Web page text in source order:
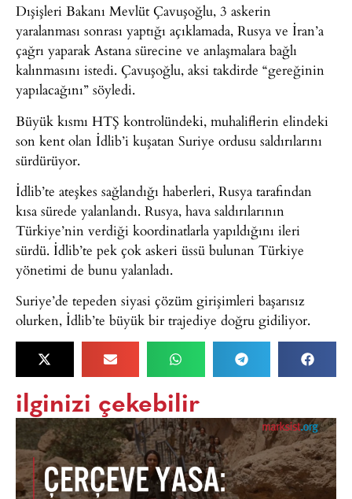
Dışişleri Bakanı Mevlüt Çavuşoğlu, 3 askerin
yaralanması sonrası yaptığı açıklamada, Rusya ve İran’a
çağrı yaparak Astana sürecine ve anlaşmalara bağlı
kalınmasını istedi. Çavuşoğlu, aksi takdirde “gereğinin
yapılacağını” söyledi.
Büyük kısmı HTŞ kontrolündeki, muhaliflerin elindeki
son kent olan İdlib’i kuşatan Suriye ordusu saldırılarını
sürdürüyor.
İdlib’te ateşkes sağlandığı haberleri, Rusya tarafından
kısa sürede yalanlandı. Rusya, hava saldırılarının
Türkiye’nin verdiği koordinatlarla yapıldığını ileri
sürdü. İdlib’te pek çok askeri üssü bulunan Türkiye
yönetimi de bunu yalanladı.
Suriye’de tepeden siyasi çözüm girişimleri başarısız
olurken, İdlib’te büyük bir trajediye doğru gidiliyor.
ilginizi çekebilir